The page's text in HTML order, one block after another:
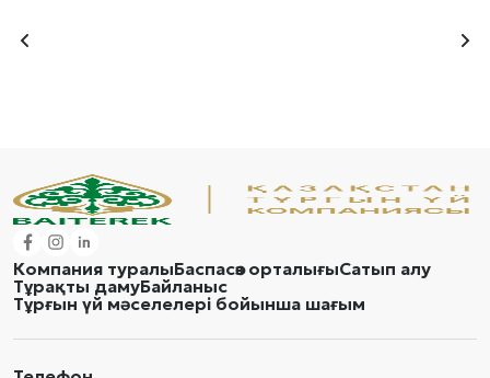
Компания туралыБаспасөз орталығыСатып алу
Тұрақты дамуБайланыс
Тұрғын үй мәселелері бойынша шағым